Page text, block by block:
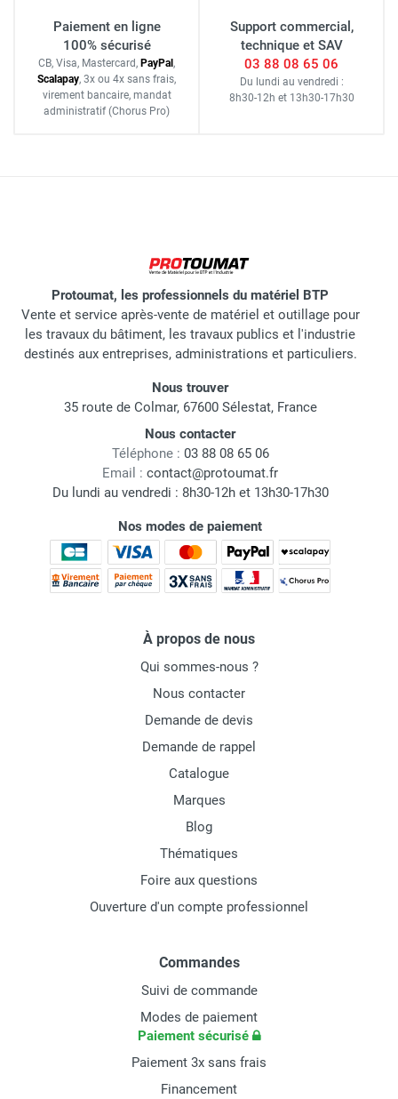
Paiement en ligne
100% sécurisé
CB, Visa, Mastercard, PayPal ,
Scalapay, 3x ou 4x sans frais,
virement bancaire, mandat
administratif (Chorus Pro)
Support commercial,
technique et SAV
03 88 08 65 06
Du lundi au vendredi :
8h30-12h et 13h30-17h30
Protoumat, les professionnels du matériel BTP
Vente et service après-vente de matériel et outillage pour
les travaux du bâtiment, les travaux publics et l'industrie
destinés aux entreprises, administrations et particuliers.
Nous trouver
35 route de Colmar, 67600 Sélestat, France
Nous contacter
Téléphone : 03 88 08 65 06
Email : contact@protoumat.fr
Du lundi au vendredi : 8h30-12h et 13h30-17h30
Nos modes de paiement
À propos de nous
Qui sommes-nous ?
Nous contacter
Demande de devis
Demande de rappel
Catalogue
Marques
Blog
Thématiques
Foire aux questions
Ouverture d'un compte professionnel
Commandes
Suivi de commande
Modes de paiement
Paiement sécurisé
Paiement 3x sans frais
Financement